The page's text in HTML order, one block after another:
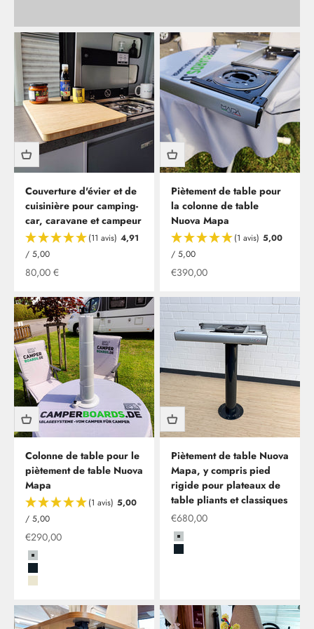
Couverture d'évier et de
cuisinière pour camping-
car, caravane et campeur
(11 avis) 4,91
/ 5,00
Offre à partir de
80,00 €
Piètement de table pour
la colonne de table
Nuova Mapa
(1 avis) 5,00
/ 5,00
Offre à partir de
€390,00
Colonne de table pour le
piètement de table Nuova
Mapa
(1 avis) 5,00
/ 5,00
Offre à partir de
€290,00
Grau
Schwarz
Beige
Piètement de table Nuova
Mapa, y compris pied
rigide pour plateaux de
table pliants et classiques
Offre à partir de
€680,00
Grau
Schwarz